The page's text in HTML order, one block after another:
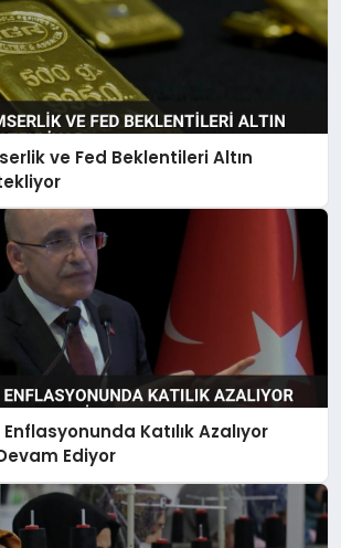
ve Fed Beklentileri Altın
Katılık Azalıyor
Ediyor